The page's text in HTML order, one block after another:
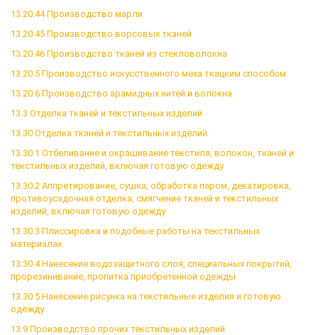
13.20.44 Производство марли
13.20.45 Производство ворсовых тканей
13.20.46 Производство тканей из стекловолокна
13.20.5 Производство искусственного меха ткацким способом
13.20.6 Производство арамидных нитей и волокна
13.3 Отделка тканей и текстильных изделий
13.30 Отделка тканей и текстильных изделий
13.30.1 Отбеливание и окрашивание текстиля, волокон, тканей и
текстильных изделий, включая готовую одежду
13.30.2 Аппретирование, сушка, обработка паром, декатировка,
противоусадочная отделка, смягчение тканей и текстильных
изделий, включая готовую одежду
13.30.3 Плиссировка и подобные работы на текстильных
материалах
13.30.4 Нанесение водозащитного слоя, специальных покрытий,
прорезинивание, пропитка приобретенной одежды
13.30.5 Нанесение рисунка на текстильные изделия и готовую
одежду
13.9 Производство прочих текстильных изделий